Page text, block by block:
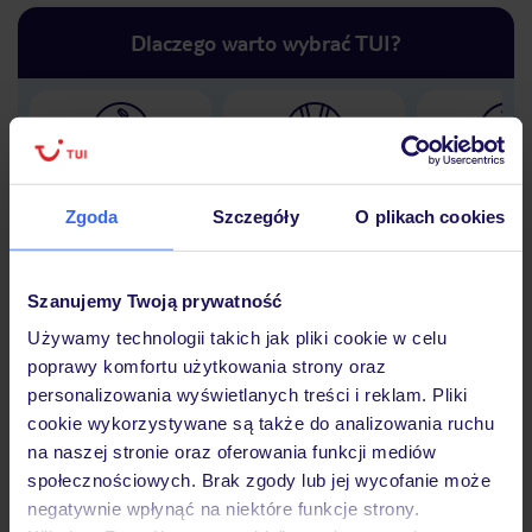
Zgoda Szczegóły O plikach cookies
Szanujemy Twoją prywatność
Używamy technologii takich jak pliki cookie w celu
poprawy komfortu użytkowania strony oraz
personalizowania wyświetlanych treści i reklam. Pliki
cookie wykorzystywane są także do analizowania ruchu
na naszej stronie oraz oferowania funkcji mediów
społecznościowych. Brak zgody lub jej wycofanie może
negatywnie wpłynąć na niektóre funkcje strony.
Dlaczego warto wybrać TUI?
podróży w Polsce
30 lat w
Hotel
Opinie
Pokoje